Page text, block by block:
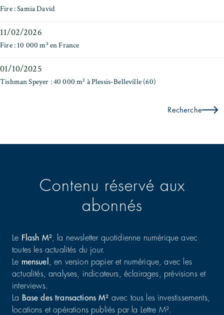
Fire : Samia David
11/02/2026
Fire : 10 000 m² en France
01/10/2025
Tishman Speyer : 40 000 m² à Plessis-Belleville (60)
Recherche
Contenu réservé aux
abonnés
Le Flash M², la newsletter quotidienne numérique avec
toutes les actualités du jour.
Le mensuel
, en version papier et numérique, avec les
actualités, analyses, indicateurs, éclairages, prévisions et
interviews.
La Base des transactions M² avec tous les investissements,
locations et opérations publiés par la Lettre M².